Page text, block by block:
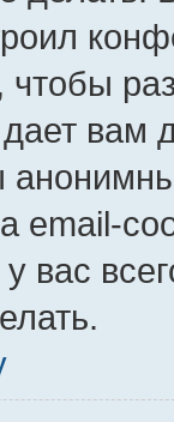
чтобы
вам
email-
вас